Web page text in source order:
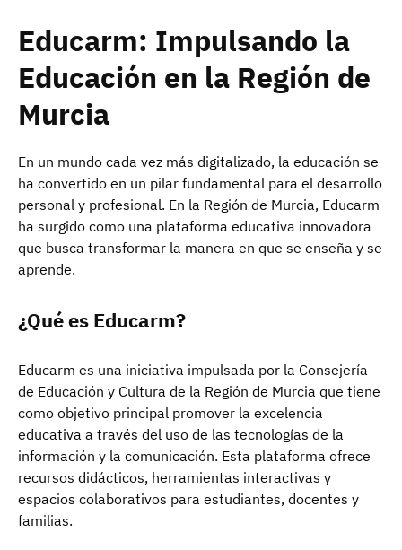
Educarm: Impulsando la
Educación en la Región de
Murcia
En un mundo cada vez más digitalizado, la educación se
ha convertido en un pilar fundamental para el desarrollo
personal y profesional. En la Región de Murcia, Educarm
ha surgido como una plataforma educativa innovadora
que busca transformar la manera en que se enseña y se
aprende.
¿Qué es Educarm?
Educarm es una iniciativa impulsada por la Consejería
de Educación y Cultura de la Región de Murcia que tiene
como objetivo principal promover la excelencia
educativa a través del uso de las tecnologías de la
información y la comunicación. Esta plataforma ofrece
recursos didácticos, herramientas interactivas y
espacios colaborativos para estudiantes, docentes y
familias.